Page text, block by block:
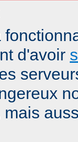
d'avoir